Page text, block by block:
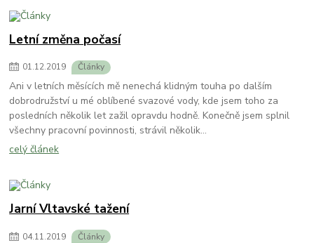
Letní změna počasí
01.12.2019 Články
Ani v letních měsících mě nenechá klidným touha po dalším
dobrodružství u mé oblíbené svazové vody, kde jsem toho za
posledních několik let zažil opravdu hodně. Konečně jsem splnil
všechny pracovní povinnosti, strávil několik...
celý článek
Jarní Vltavské tažení
04.11.2019 Články